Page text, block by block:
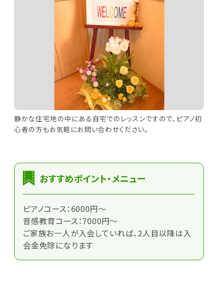
静かな住宅地の中にある自宅でのレッスンですので、ピアノ初
心者の方もお気軽にお問い合わせください。
おすすめポイント・メニュー
ピアノコース：6000円～
音感教育コース：7000円～
ご家族お一人が入会していれば、2人目以降は入
会金免除になります